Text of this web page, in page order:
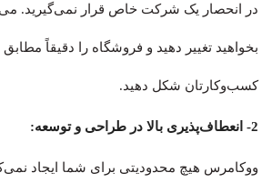
در انحصار یک شرکت خاص قرار نمی‌گیرید.
بخواهید تغییر دهید و فروشگاه را دقیقاً مطابق
کسب‌وکارتان شکل دهید.
2- انعطاف‌پذیری بالا در طراحی و توسعه:
ووکامرس هیچ محدودیتی برای شما ایجاد